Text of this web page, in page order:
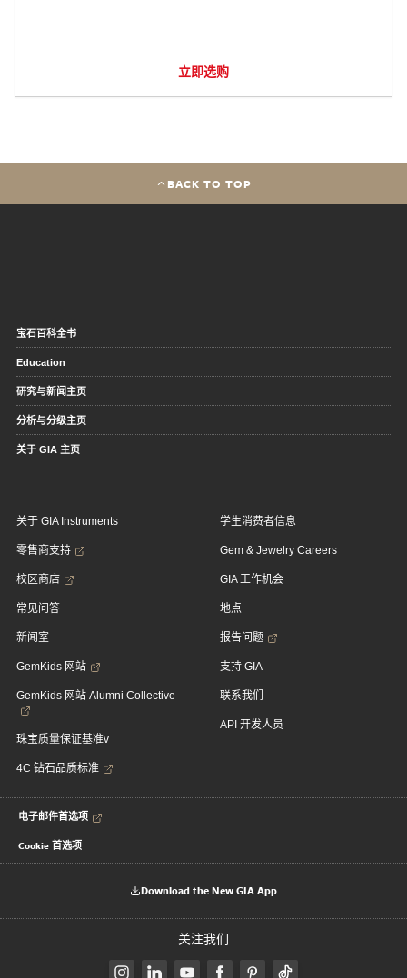
立即选购
BACK TO TOP
宝石百科全书
Education
研究与新闻主页
分析与分级主页
关于 GIA 主页
关于 GIA Instruments
零售商支持
校区商店
常见问答
新闻室
GemKids 网站
GemKids 网站 Alumni Collective
珠宝质量保证基准v
4C 钻石品质标准
学生消费者信息
Gem & Jewelry Careers
GIA 工作机会
地点
报告问题
支持 GIA
联系我们
API 开发人员
电子邮件首选项
Cookie 首选项
Download the New GIA App
关注我们